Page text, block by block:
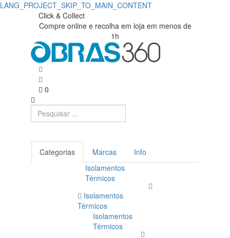
LANG_PROJECT_SKIP_TO_MAIN_CONTENT
Click & Collect
Compre online e recolha em loja em menos de
1h
0
Categorias Marcas
Info
Isolamentos
Térmicos
Isolamentos
Térmicos
Isolamentos
Térmicos